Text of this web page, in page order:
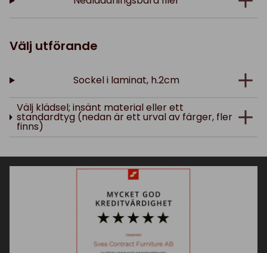
Välj utförande
Sockel i laminat, h.2cm
Välj klädsel; insänt material eller ett
standardtyg (nedan är ett urval av färger, fler
finns)